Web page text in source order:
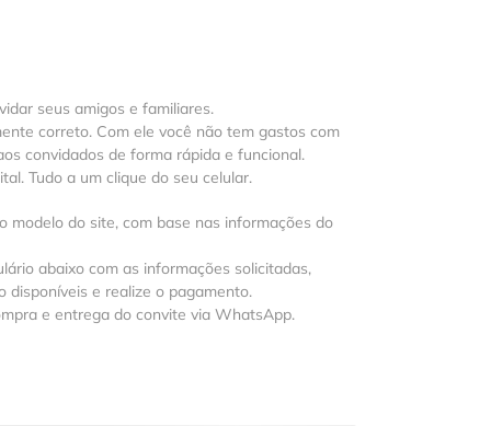
seus amigos e familiares.
correto. Com ele você não tem gastos com
convidados de forma rápida e funcional.
Tudo a um clique do seu celular.
modelo do site, com base nas informações do
abaixo com as informações solicitadas,
disponíveis e realize o pagamento.
e entrega do convite via WhatsApp.